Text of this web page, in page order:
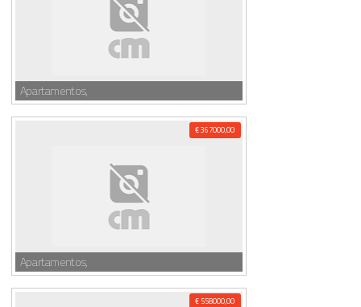
Apartamentos,
€ 367000,00
Apartamentos,
€ 558000,00